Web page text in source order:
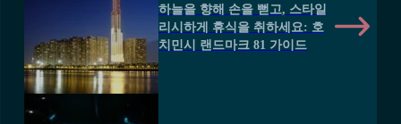
하늘을 향해 손을 뻗고, 스타일
리시하게 휴식을 취하세요: 호
치민시 랜드마크 81 가이드